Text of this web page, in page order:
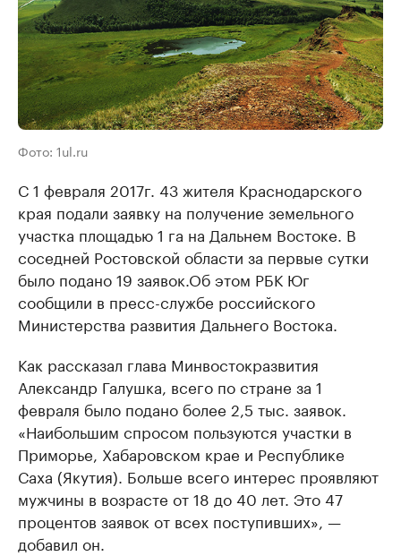
Фото: 1ul.ru
С 1 февраля 2017г. 43 жителя Краснодарского
края подали заявку на получение земельного
участка площадью 1 га на Дальнем Востоке. В
соседней Ростовской области за первые сутки
было подано 19 заявок.Об этом РБК Юг
сообщили в пресс-службе российского
Министерства развития Дальнего Востока.
Как рассказал глава Минвостокразвития
Александр Галушка, всего по стране за 1
февраля было подано более 2,5 тыс. заявок.
«Наибольшим спросом пользуются участки в
Приморье, Хабаровском крае и Республике
Саха (Якутия). Больше всего интерес проявляют
мужчины в возрасте от 18 до 40 лет. Это 47
процентов заявок от всех поступивших», —
добавил он.